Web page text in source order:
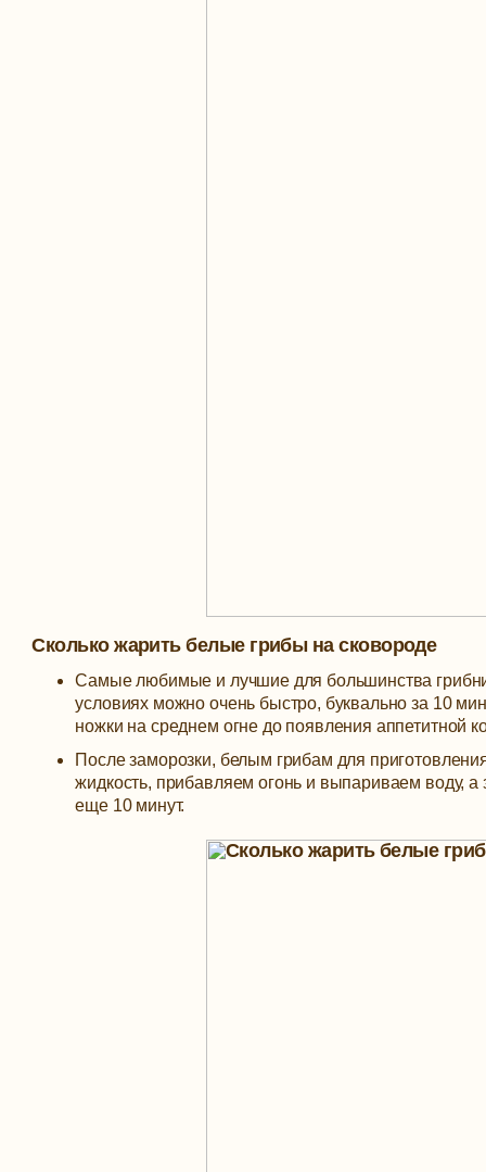
Сколько жарить белые грибы на сковороде
Самые любимые и лучшие для большинства
условиях можно очень быстро, буквально за 10
ножки на среднем огне до появления аппетитной
После заморозки, белым грибам для
жидкость, прибавляем огонь и выпариваем воду,
еще 10 минут.